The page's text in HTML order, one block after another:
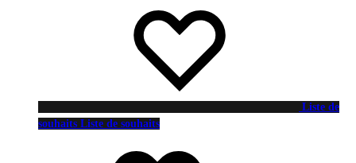
Liste de
souhaits Liste de souhaits